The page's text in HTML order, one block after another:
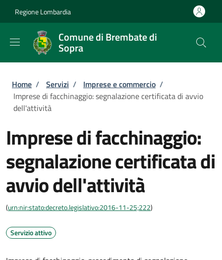
Regione Lombardia
Comune di Brembate di
Sopra
Briciole di pane
Home / Servizi / Imprese e commercio /
Imprese di facchinaggio: segnalazione certificata di avvio
dell'attività
Imprese di facchinaggio:
segnalazione certificata di
avvio dell'attività
(urn:nir:stato:decreto.legislativo:2016-11-25;222)
Servizio attivo